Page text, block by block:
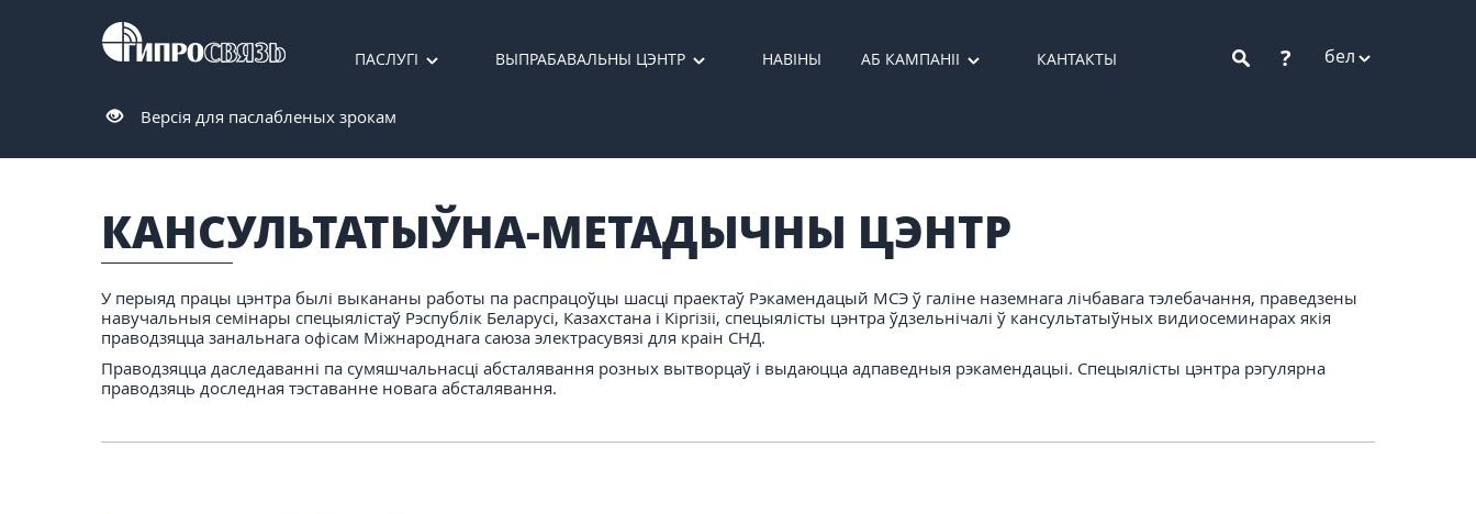
ПАСЛУГІ ВЫПРАБАВАЛЬНЫ ЦЭНТР НАВІНЫ АБ КАМПАНІІ КАНТАКТЫ ? бел
Версія для паслабленых зрокам
КАНСУЛЬТАТЫЎНА-МЕТАДЫЧНЫ ЦЭНТР
У перыяд працы цэнтра былі выкананы работы па распрацоўцы шасці праектаў Рэкамендацый МСЭ ў галіне наземнага лічбавага тэлебачання, праведзены
навучальныя семінары спецыялістаў Рэспублік Беларусі, Казахстана і Кіргізіі, спецыялісты цэнтра ўдзельнічалі ў кансультатыўных видиосеминарах якія
праводзяцца занальнага офісам Міжнароднага саюза электрасувязі для краін СНД.
Праводзяцца даследаванні па сумяшчальнасці абсталявання розных вытворцаў і выдаюцца адпаведныя рэкамендацыі. Спецыялісты цэнтра рэгулярна
праводзяць доследная тэставанне новага абсталявання.